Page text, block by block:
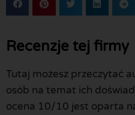
Recenzje tej firmy
Tutaj możesz przeczytać
osób na temat ich
ocena 10/10 jest oparta